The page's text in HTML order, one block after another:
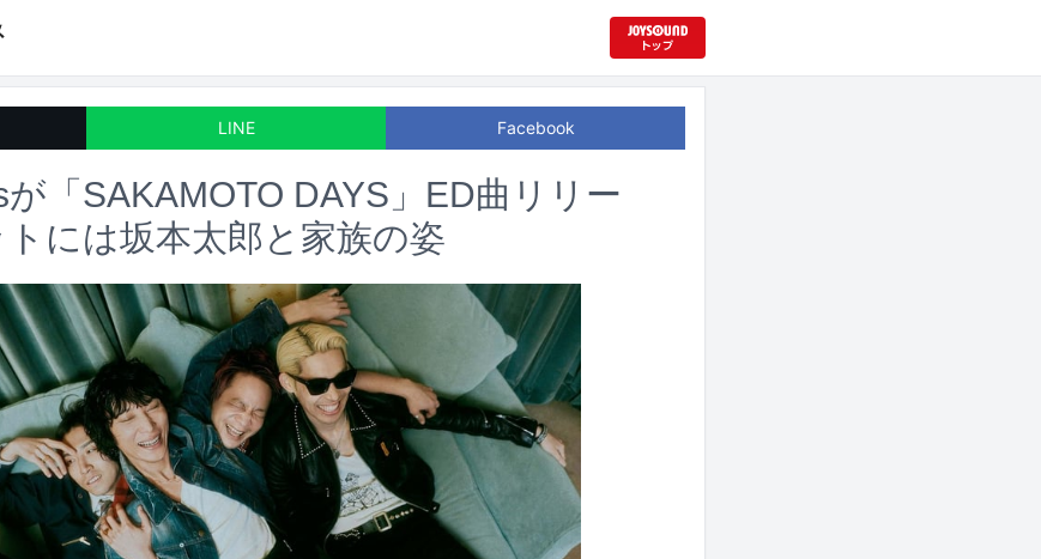
LINE Facebook
「SAKAMOTO DAYS」ED曲リリー
には坂本太郎と家族の姿